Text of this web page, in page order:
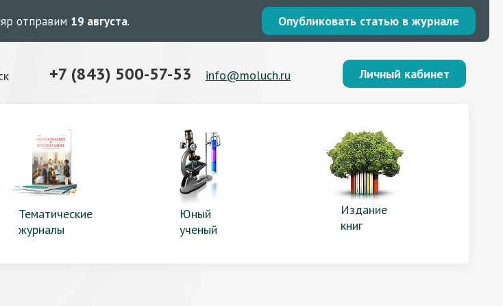
отправим 19 августа. Опубликовать статью в журнале
+7 (843) 500-57-53 info@moluch.ru Личный кабинет
Тематические
журналы
Юный
ученый
Издание
книг